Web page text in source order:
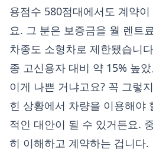
용점수 580점대에서도 계약
요. 그 분은 보증금을 월 렌트
차종도 소형차로 제한됐습니
종 고신용자 대비 약 15% 높
이게 나쁜 거냐고요? 꼭 그렇
힌 상황에서 차량을 이용해야
적인 대안이 될 수 있거든요.
히 이해하고 계약하는 겁니다.